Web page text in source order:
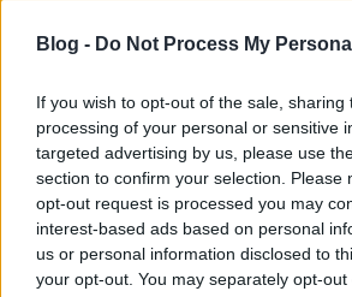
Blog - Do Not Process My
If you wish to opt-out of the sale, sharing
processing of your personal or sensitive
targeted advertising by us, please use
section to confirm your selection. Please
opt-out request is processed you may
interest-based ads based on personal
us or personal information disclosed to
your opt-out. You may separately opt-
védelmét szolgálja, így ha a
bíróság gyakran automatikusan a
helyezésről dönt. A jó szándék
szélesebb kontextusban kell
gondnokságot nagyon gyakran
mert nem biztos, hogy az érintett
a gyógyszereit vagy megfelelően
gondoskodni. De ki kell mindenkit
egészségügyi és szociális